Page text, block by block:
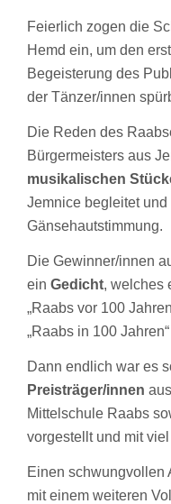
Feierlich zogen die
Hemd ein, um den
Begeisterung des
der Tänzer/innen
Die Reden des
Bürgermeisters aus
musikalischen
Jemnice begleitet und
Gänsehautstimmung.
Die Gewinner/innen
ein Gedicht, welches
„Raabs vor 100
„Raabs in 100
Dann endlich war es
Preisträger/innen
Mittelschule Raabs
vorgestellt und mit
Einen schwungvollen
mit einem weiteren